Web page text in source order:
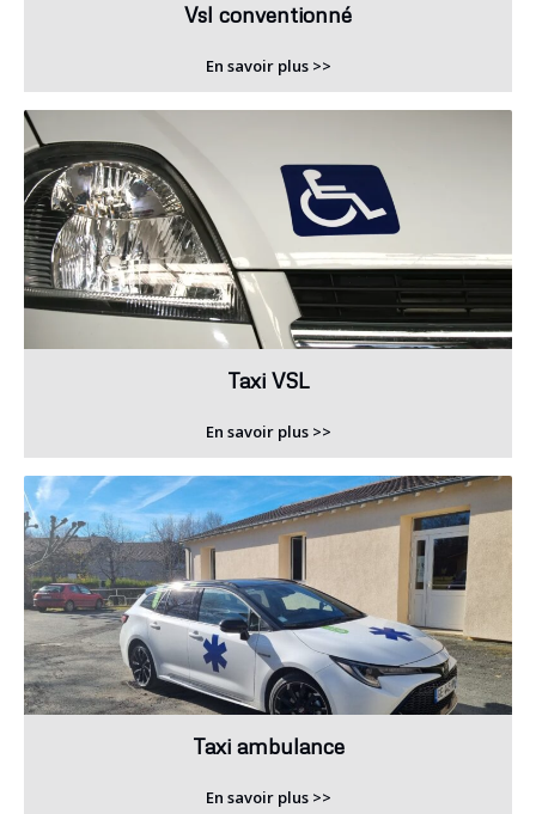
Vsl conventionné
En savoir plus >>
Taxi VSL
En savoir plus >>
Taxi ambulance
En savoir plus >>